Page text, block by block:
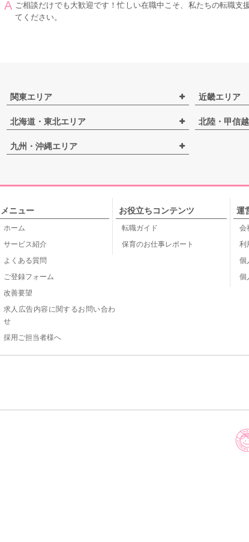
ご相談だけでも大歓迎です！忙しい在職中こそ、私たちの転職
てください。
関東エリア 近畿エリア
北海道・東北エリア 北陸・甲信
九州・沖縄エリア
メニュー
ホーム
サービス紹介
よくある質問
ご登録フォーム
改善要望
求人広告内容に関するお問い合わ
せ
採用ご担当者様へ
お役立ちコンテンツ
転職ガイド
保育のお仕事レポート
運
会
利
個
個